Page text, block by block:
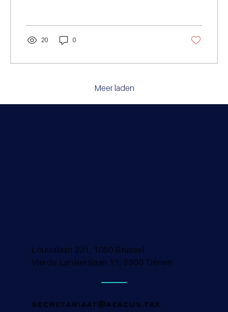
langer actief aanbieden aan klanten in de EER
zonder risico op problemen met hun vergunning.
Het aanhouden van USDT in een eigen wallet
20 0
Meer laden
secretariaat@aeacus.tax
Louisalaan 231, 1050 Brussel
Vierde Lansierslaan 11, 3300 Tienen